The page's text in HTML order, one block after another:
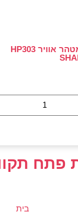
פילטר HEPA למטהר אוויר HP303
פתח
בית